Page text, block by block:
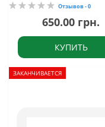
Отзывов - 0
650.00 грн.
КУПИТЬ
ЗАКАНЧИВАЕТСЯ